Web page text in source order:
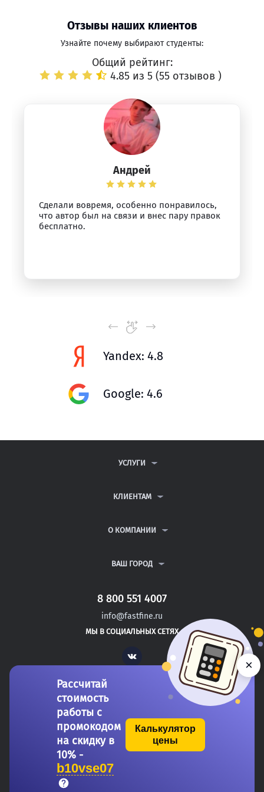
Отзывы наших клиентов
Узнайте почему выбирают студенты:
Общий рейтинг:
4.85 из 5 (55 отзывов )
Андрей
Сделали вовремя, особенно понравилось,
что автор был на связи и внес пару правок
бесплатно.
Yandex: 4.8
Google: 4.6
УСЛУГИ
ДИПЛОМНЫЕ РАБОТЫ
РЕФЕРАТЫ
КЛИЕНТАМ
ВОПРОСЫ И ОТВЕТЫ
ПОЛИТИКА КОНФИДЕНЦИАЛЬНОСТИ
О КОМПАНИИ
КОНТАКТЫ
ВАШ ГОРОД
САНКТ-ПЕТЕРБУРГ
БАТЫРЕВО
КАНАШ
8 800 551 4007
info@fastfine.ru
МЫ В СОЦИАЛЬНЫХ СЕТЯХ
Vk
Copyright 2011-2026 FastFine.ru
Общество с ограниченной ответственностью «Форстад» ОГРН: 1137746693457 ИНН/КПП:
Рассчитай
стоимость
работы с
промокодом
на скидку в
10% -
b10vse07
Калькулятор
цены
×